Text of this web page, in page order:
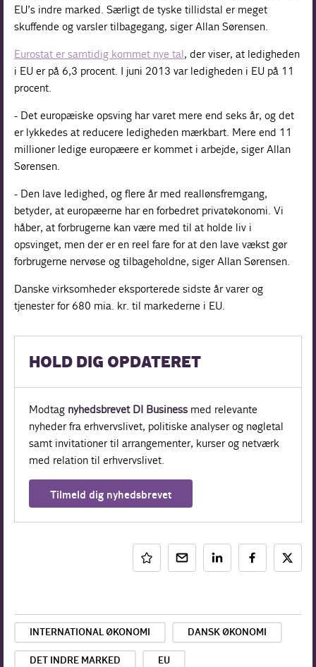
EU’s indre marked. Særligt de tyske tillidstal er meget
skuffende og varsler tilbagegang, siger Allan Sørensen.
Eurostat er samtidig kommet nye tal, der viser, at ledigheden
i EU er på 6,3 procent. I juni 2013 var ledigheden i EU på 11
procent.
- Det europæiske opsving har varet mere end seks år, og det
er lykkedes at reducere ledigheden mærkbart. Mere end 11
millioner ledige europæere er kommet i arbejde, siger Allan
Sørensen.
- Den lave ledighed, og flere år med reallønsfremgang,
betyder, at europæerne har en forbedret privatøkonomi. Vi
håber, at forbrugerne kan være med til at holde liv i
opsvinget, men der er en reel fare for at den lave vækst gør
forbrugerne nervøse og tilbageholdne, siger Allan Sørensen.
Danske virksomheder eksporterede sidste år varer og
tjenester for 680 mia. kr. til markederne i EU.
HOLD DIG OPDATERET
Modtag nyhedsbrevet DI Business med relevante
nyheder fra erhvervslivet, politiske analyser og nøgletal
samt invitationer til arrangementer, kurser og netværk
med relation til erhvervslivet.
Tilmeld dig nyhedsbrevet
INTERNATIONAL ØKONOMI DANSK ØKONOMI
DET INDRE MARKED EU